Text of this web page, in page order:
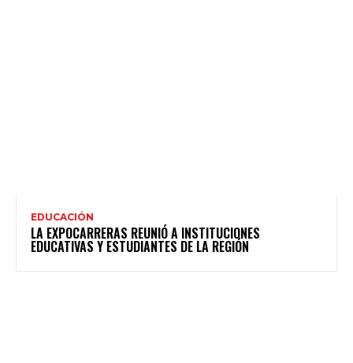
EDUCACIÓN
LA EXPOCARRERAS REUNIÓ A INSTITUCIONES
EDUCATIVAS Y ESTUDIANTES DE LA REGIÓN